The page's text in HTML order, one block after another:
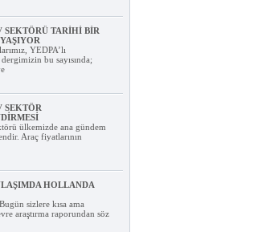
SEKTÖRÜ TARİHİ BİR
YEDPA’lı
bu sayısında;
SEKTÖR
ülkemizde ana gündem
Araç fiyatlarının
HOLLANDA
sizlere kısa ama
araştırma raporundan söz